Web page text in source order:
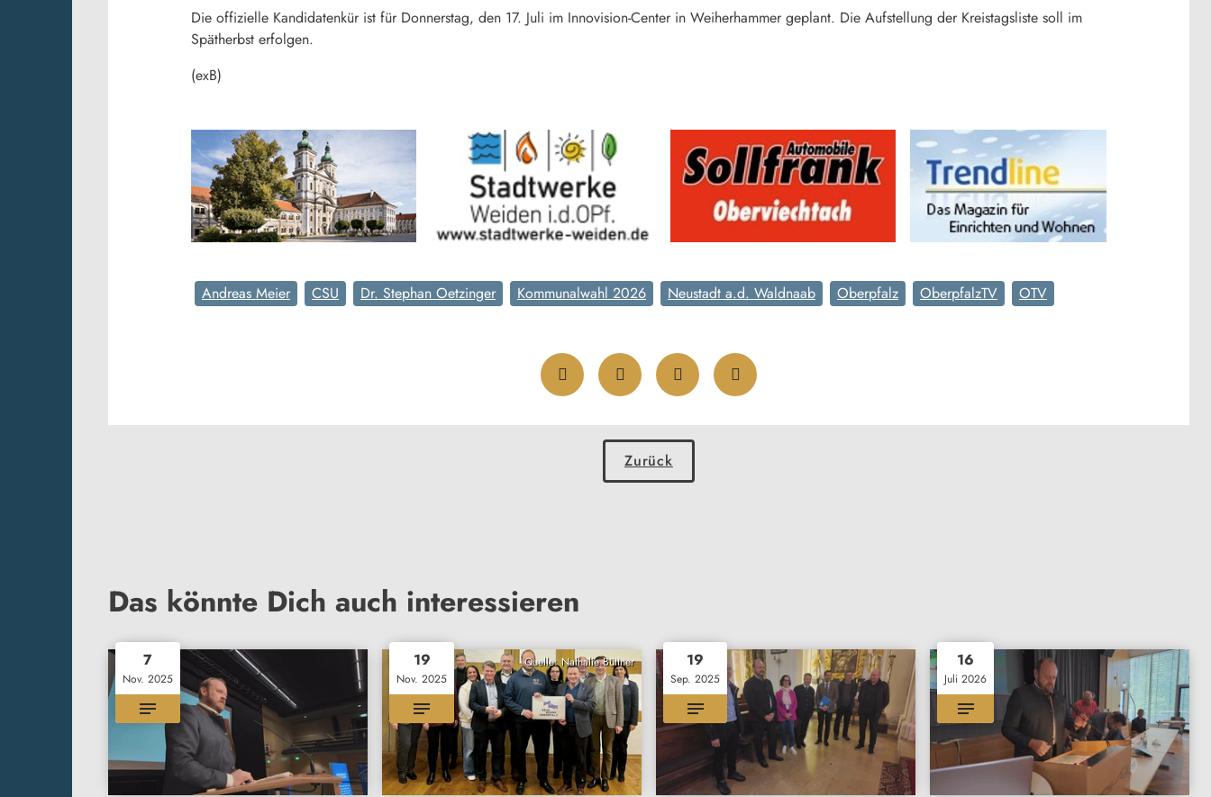
Die offizielle Kandidatenkür ist für Donnerstag, den 17. Juli im Innovision-Center in Weiherhammer geplant. Die Aufstellung der Kreistagsliste soll im
Spätherbst erfolgen.
(exB)
Andreas Meier CSU Dr. Stephan Oetzinger Kommunalwahl 2026 Neustadt a.d. Waldnaab Oberpfalz OberpfalzTV OTV
Zurück
Das könnte Dich auch interessieren
7
Nov. 2025
Quelle: Nathalie Büttner
19
Nov. 2025
19
Sep. 2025
16
Juli 2026